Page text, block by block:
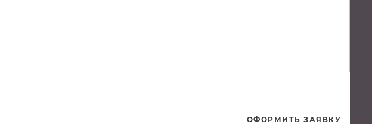
ОФОРМИТЬ ЗАЯВКУ